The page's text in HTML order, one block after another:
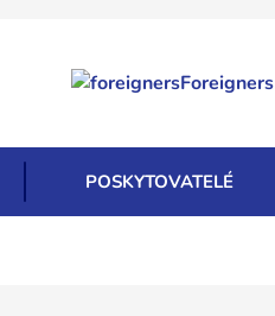
Foreigners
POSKYTOVATELÉ